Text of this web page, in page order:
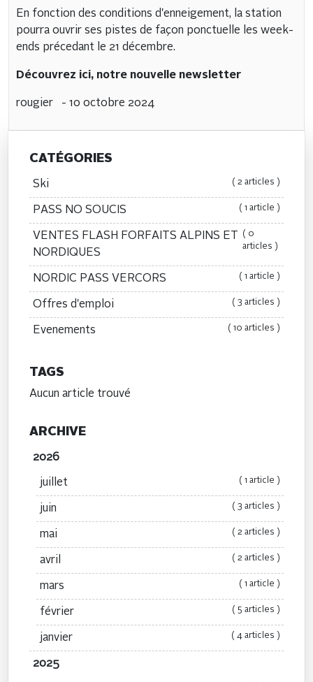
En fonction des conditions d'enneigement, la station
pourra ouvrir ses pistes de façon ponctuelle les week-
ends précedant le 21 décembre.
Découvrez ici, notre nouvelle newsletter
rougier - 10 octobre 2024
CATÉGORIES
Ski ( 2 articles )
PASS NO SOUCIS ( 1 article )
VENTES FLASH FORFAITS ALPINS ET
NORDIQUES
( 0
articles )
NORDIC PASS VERCORS ( 1 article )
Offres d'emploi ( 3 articles )
Evenements ( 10 articles )
TAGS
Aucun article trouvé
ARCHIVE
2026
juillet ( 1 article )
juin ( 3 articles )
mai ( 2 articles )
avril ( 2 articles )
mars ( 1 article )
février ( 5 articles )
janvier ( 4 articles )
2025